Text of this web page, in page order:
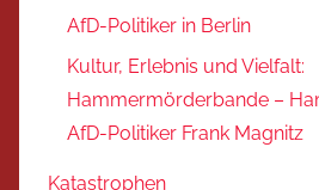
AfD-Politiker in Berlin
Kultur, Erlebnis und Vielfalt:
Hammermörderbande –
AfD-Politiker Frank Magnitz
Katastrophen